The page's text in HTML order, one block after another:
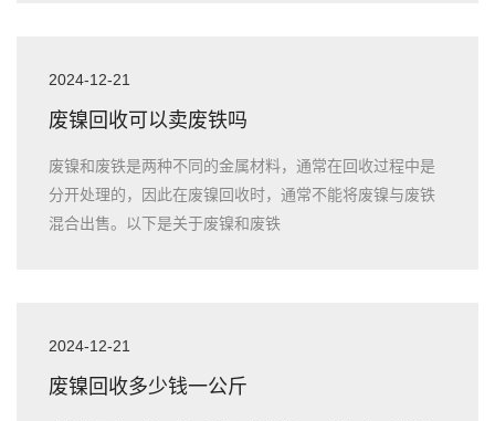
2024-12-21
废镍回收可以卖废铁吗
废镍和废铁是两种不同的金属材料，通常在回收过程中是
分开处理的，因此在废镍回收时，通常不能将废镍与废铁
混合出售。以下是关于废镍和废铁
2024-12-21
废镍回收多少钱一公斤